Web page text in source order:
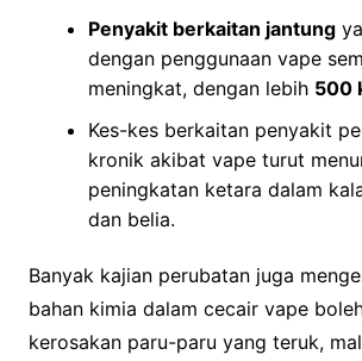
Penyakit berkaitan jantung
dengan penggunaan vape
meningkat, dengan lebih 500
Kes-kes berkaitan penyakit
kronik akibat vape turut
peningkatan ketara dalam
dan belia.
Banyak kajian perubatan juga
bahan kimia dalam cecair vape
kerosakan paru-paru yang teruk,